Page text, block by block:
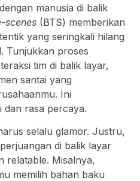
manusia di balik
scenes (BTS) memberikan
yang seringkali hilang
Tunjukkan proses
tim di balik layar,
santai yang
Ini
dan rasa percaya.
selalu glamor. Justru,
di balik layar
relatable. Misalnya,
memilih bahan baku